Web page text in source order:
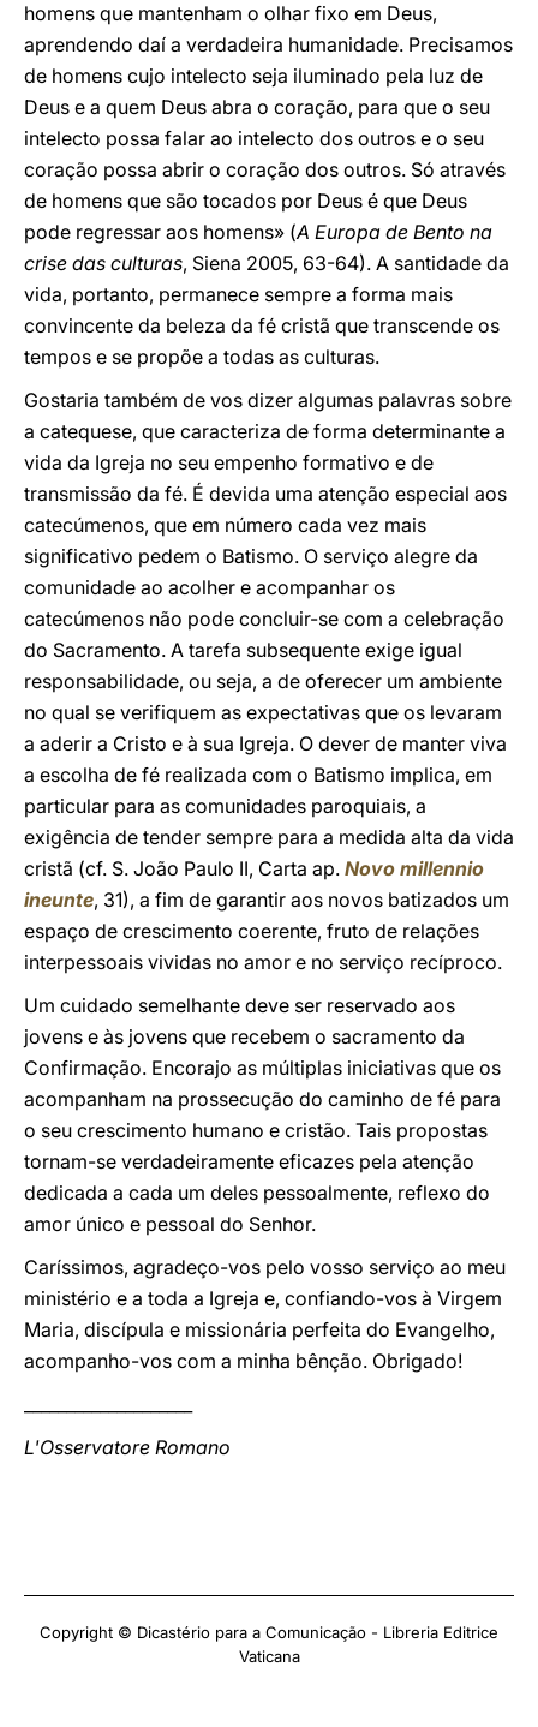
homens que mantenham o olhar fixo em Deus,
aprendendo daí a verdadeira humanidade. Precisamos
de homens cujo intelecto seja iluminado pela luz de
Deus e a quem Deus abra o coração, para que o seu
intelecto possa falar ao intelecto dos outros e o seu
coração possa abrir o coração dos outros. Só através
de homens que são tocados por Deus é que Deus
pode regressar aos homens» (A Europa de Bento na
crise das culturas, Siena 2005, 63-64). A santidade da
vida, portanto, permanece sempre a forma mais
convincente da beleza da fé cristã que transcende os
tempos e se propõe a todas as culturas.
Gostaria também de vos dizer algumas palavras sobre
a catequese, que caracteriza de forma determinante a
vida da Igreja no seu empenho formativo e de
transmissão da fé. É devida uma atenção especial aos
catecúmenos, que em número cada vez mais
significativo pedem o Batismo. O serviço alegre da
comunidade ao acolher e acompanhar os
catecúmenos não pode concluir-se com a celebração
do Sacramento. A tarefa subsequente exige igual
responsabilidade, ou seja, a de oferecer um ambiente
no qual se verifiquem as expectativas que os levaram
a aderir a Cristo e à sua Igreja. O dever de manter viva
a escolha de fé realizada com o Batismo implica, em
particular para as comunidades paroquiais, a
exigência de tender sempre para a medida alta da vida
cristã (cf. S. João Paulo II, Carta ap. Novo millennio
ineunte, 31), a fim de garantir aos novos batizados um
espaço de crescimento coerente, fruto de relações
interpessoais vividas no amor e no serviço recíproco.
Um cuidado semelhante deve ser reservado aos
jovens e às jovens que recebem o sacramento da
Confirmação. Encorajo as múltiplas iniciativas que os
acompanham na prossecução do caminho de fé para
o seu crescimento humano e cristão. Tais propostas
tornam-se verdadeiramente eficazes pela atenção
dedicada a cada um deles pessoalmente, reflexo do
amor único e pessoal do Senhor.
Caríssimos, agradeço-vos pelo vosso serviço ao meu
ministério e a toda a Igreja e, confiando-vos à Virgem
Maria, discípula e missionária perfeita do Evangelho,
acompanho-vos com a minha bênção. Obrigado!
L'Osservatore Romano
Copyright © Dicastério para a Comunicação - Libreria Editrice
Vaticana